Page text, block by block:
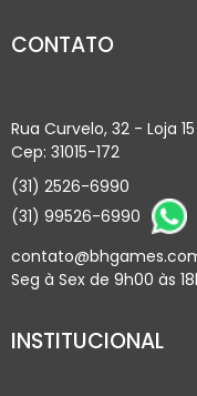
CONTATO
Rua Curvelo, 32 - Loja
Cep: 31015-172
(31) 2526-6990
(31) 99526-6990
Seg à Sex de 9h00 às
INSTITUCIONAL